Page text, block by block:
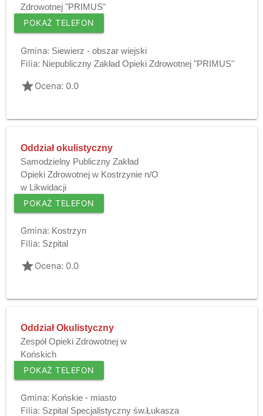
Zdrowotnej "PRIMUS"
POKAŻ TELEFON
Gmina: Siewierz - obszar wiejski
Filia: Niepubliczny Zakład Opieki Zdrowotnej "PRIMUS"
gradeOcena: 0.0
Oddział okulistyczny
Samodzielny Publiczny Zakład
Opieki Zdrowotnej w Kostrzynie n/O
w Likwidacji
POKAŻ TELEFON
Gmina: Kostrzyn
Filia: Szpital
gradeOcena: 0.0
Oddział Okulistyczny
Zespół Opieki Zdrowotnej w
Końskich
POKAŻ TELEFON
Gmina: Końskie - miasto
Filia: Szpital Specjalistyczny św.Łukasza